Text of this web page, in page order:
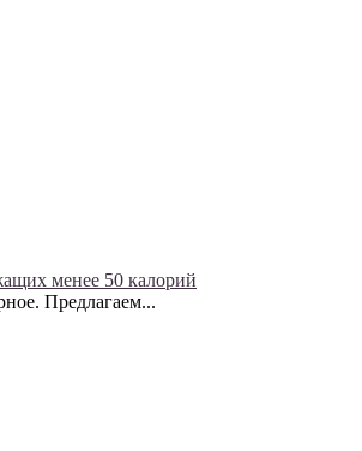
менее 50 калорий
Предлагаем...